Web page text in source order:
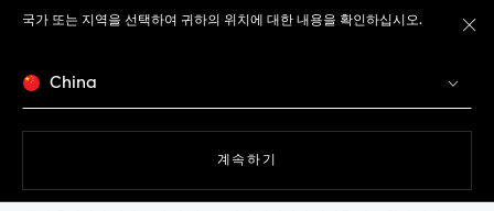
국가 또는 지역을 선택하여 귀하의 위치에 대한 내용을 확인하십시오.
China
웹사이트에서
계속하기